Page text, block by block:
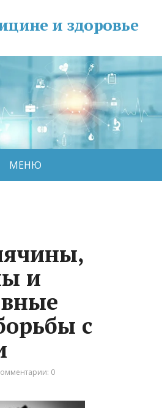
и здоровье
МЕНЮ
и
с
0